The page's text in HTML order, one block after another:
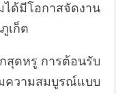
ได้มีโอกาสจัดงาน
เก็ต
สุดหรู การต้อนรับ
มความสมบูรณ์แบบ